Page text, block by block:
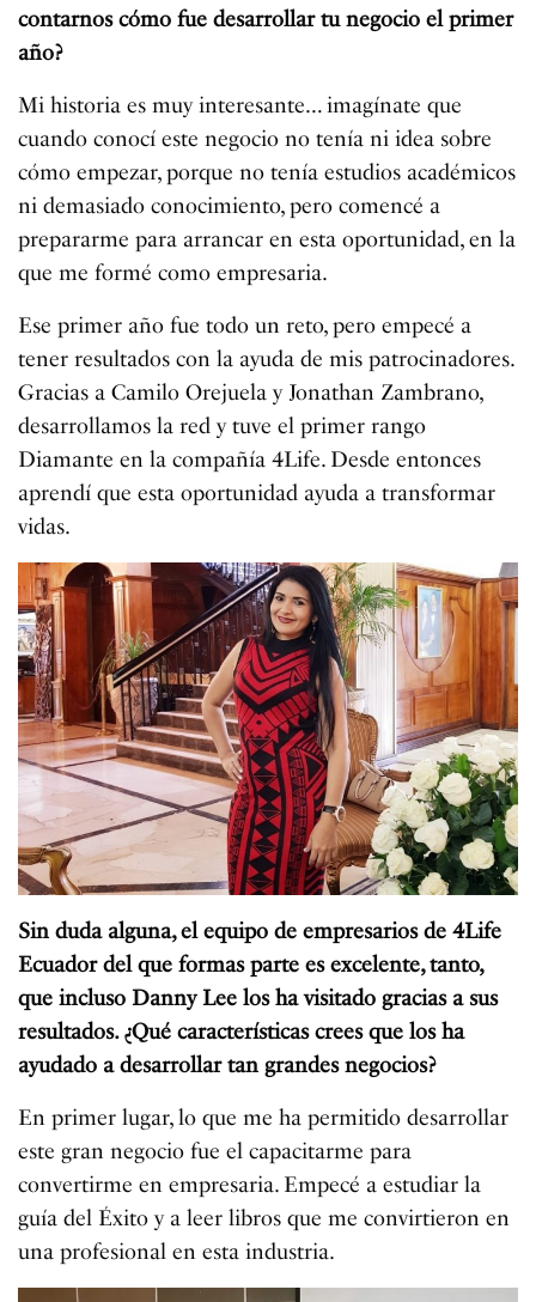
contarnos cómo fue desarrollar tu negocio el primer
año?
Mi historia es muy interesante… imagínate que
cuando conocí este negocio no tenía ni idea sobre
cómo empezar, porque no tenía estudios académicos
ni demasiado conocimiento, pero comencé a
prepararme para arrancar en esta oportunidad, en la
que me formé como empresaria.
Ese primer año fue todo un reto, pero empecé a
tener resultados con la ayuda de mis patrocinadores.
Gracias a Camilo Orejuela y Jonathan Zambrano,
desarrollamos la red y tuve el primer rango
Diamante en la compañía 4Life. Desde entonces
aprendí que esta oportunidad ayuda a transformar
vidas.
Sin duda alguna, el equipo de empresarios de 4Life
Ecuador del que formas parte es excelente, tanto,
que incluso Danny Lee los ha visitado gracias a sus
resultados. ¿Qué características crees que los ha
ayudado a desarrollar tan grandes negocios?
En primer lugar, lo que me ha permitido desarrollar
este gran negocio fue el capacitarme para
convertirme en empresaria. Empecé a estudiar la
guía del Éxito y a leer libros que me convirtieron en
una profesional en esta industria.